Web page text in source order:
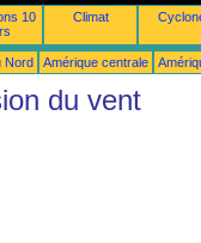
10
Climat
Nord Amérique centrale
du vent